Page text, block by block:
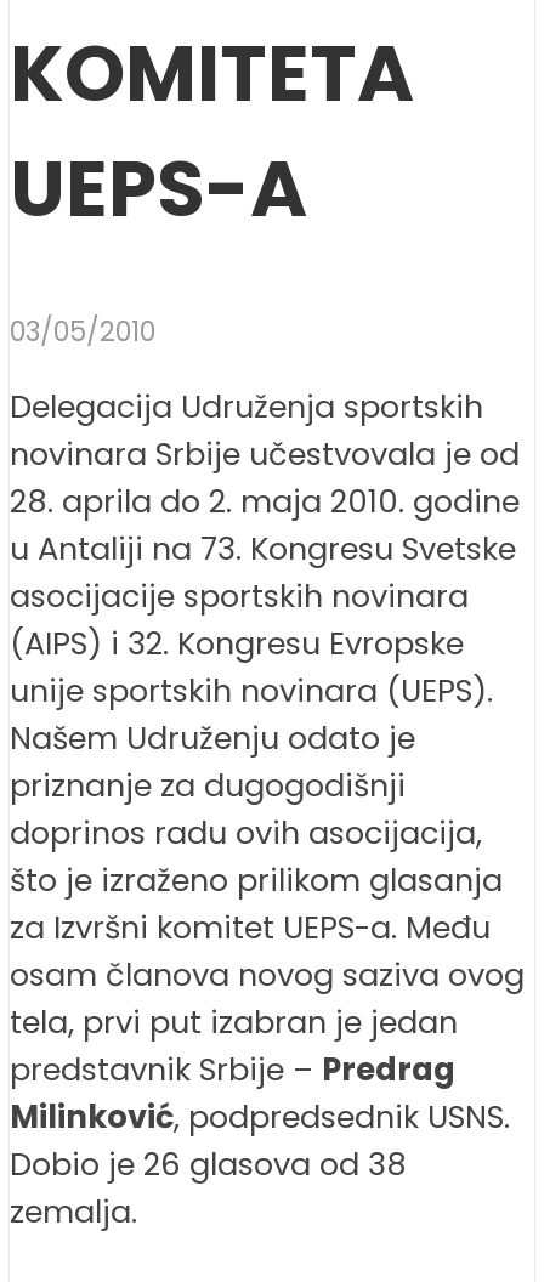
KOMITETA
UEPS-A
03/05/2010
Delegacija Udruženja sportskih
novinara Srbije učestvovala je od
28. aprila do 2. maja 2010. godine
u Antaliji na 73. Kongresu Svetske
asocijacije sportskih novinara
(AIPS) i 32. Kongresu Evropske
unije sportskih novinara (UEPS).
Našem Udruženju odato je
priznanje za dugogodišnji
doprinos radu ovih asocijacija,
što je izraženo prilikom glasanja
za Izvršni komitet UEPS-a. Među
osam članova novog saziva ovog
tela, prvi put izabran je jedan
predstavnik Srbije – Predrag
Milinković, podpredsednik USNS.
Dobio je 26 glasova od 38
zemalja.